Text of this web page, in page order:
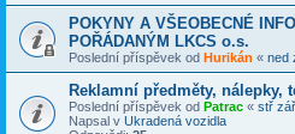
POKYNY A VŠEOBECNÉ
POŘÁDANÝM LKCS o.s.
Poslední příspěvek od Hurikán « ned
Reklamní předměty, nálepky,
Poslední příspěvek od Patrac « stř
Napsal v Ukradená vozidla